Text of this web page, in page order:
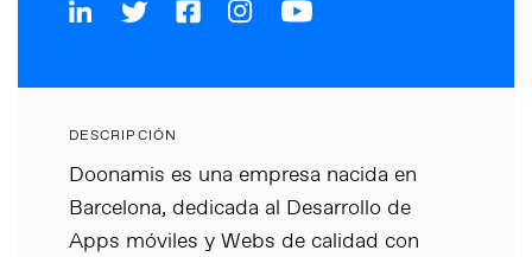
DESCRIPCIÓN
Doonamis es una empresa nacida en
Barcelona, dedicada al Desarrollo de
Apps móviles y Webs de calidad con